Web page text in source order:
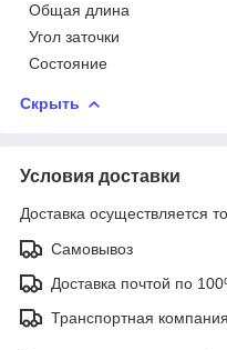
Общая длина
Угол заточки
Состояние
Скрыть
Условия доставки
Доставка осуществляется
Самовывоз
Доставка почтой по
Транспортная компания